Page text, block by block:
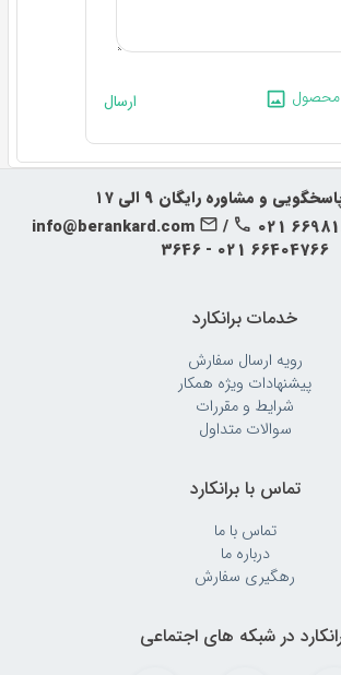
ارسال
و مشاوره رایگان ۹ الی ۱۷
info@berankard.com
/
021
3646 - 021 66404766
خدمات برانکارد
رویه‌ ارسال سفارش
پیشنهادات ویژه همکار
شرایط و مقررات
سوالات متداول
تماس با برانکارد
تماس با ما
درباره ما
رهگیری سفارش
در شبکه های اجتماعی